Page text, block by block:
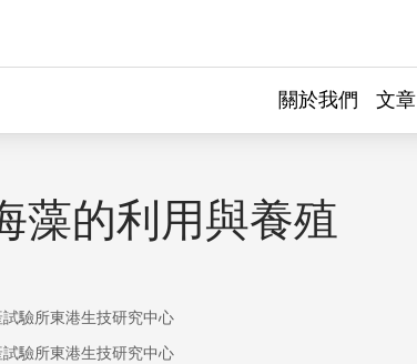
關於我們 文章
藻的利用與養殖
驗所東港生技研究中心
驗所東港生技研究中心